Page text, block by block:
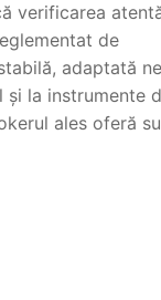
verificarea
de
adaptată
la instrumente
ales oferă